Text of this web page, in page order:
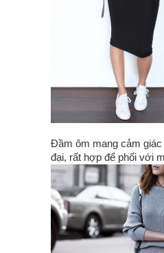
Đầm ôm mang cảm giác
đại, rất hợp để phối với